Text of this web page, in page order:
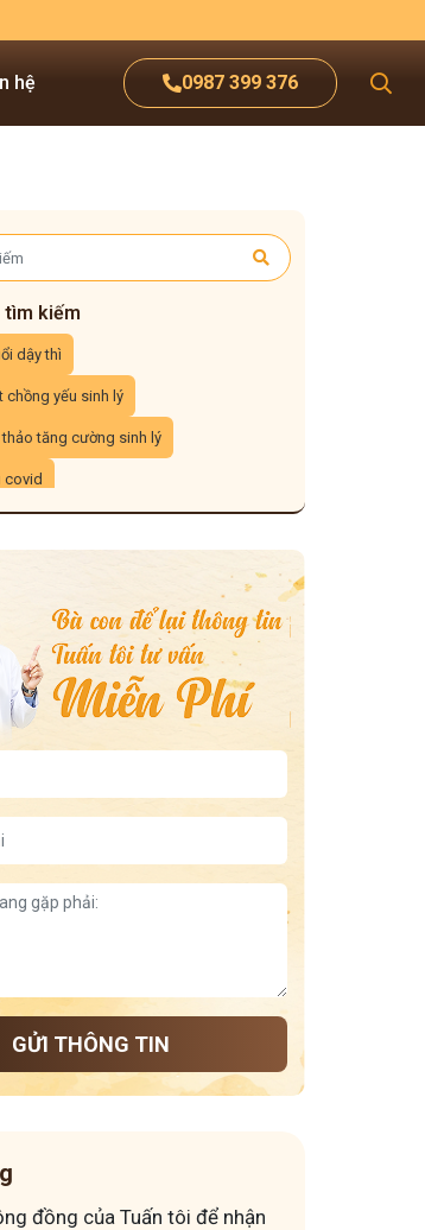
0987 399 376
hệ
tìm kiếm
dậy thì
chồng yếu sinh lý
tăng cường sinh lý
covid
GỬI THÔNG TIN
đồng của Tuấn tôi để nhận